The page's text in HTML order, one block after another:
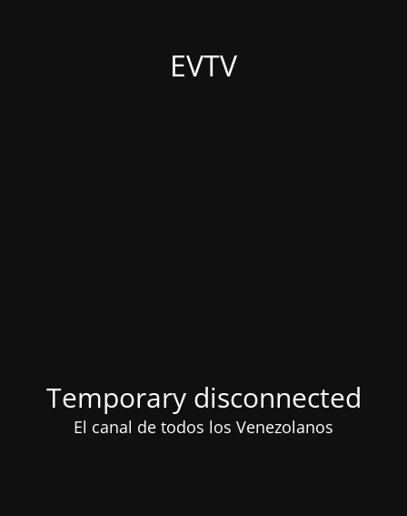
EVTV
Temporary disconnected
El canal de todos los Venezolanos